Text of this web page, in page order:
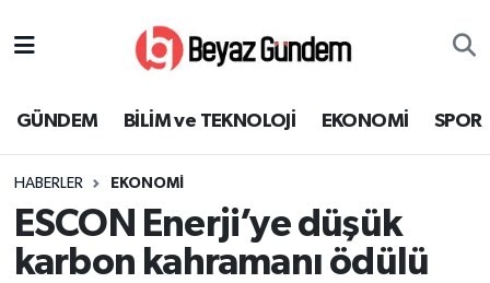
GÜNDEM BİLİM ve TEKNOLOJİ EKONOMİ SPOR
HABERLER EKONOMİ
ESCON Enerji’ye düşük
karbon kahramanı ödülü
EKONOMİ
SPOR
Süper Lig Puan Durumu ve Fikstür
Tüm Manşetler